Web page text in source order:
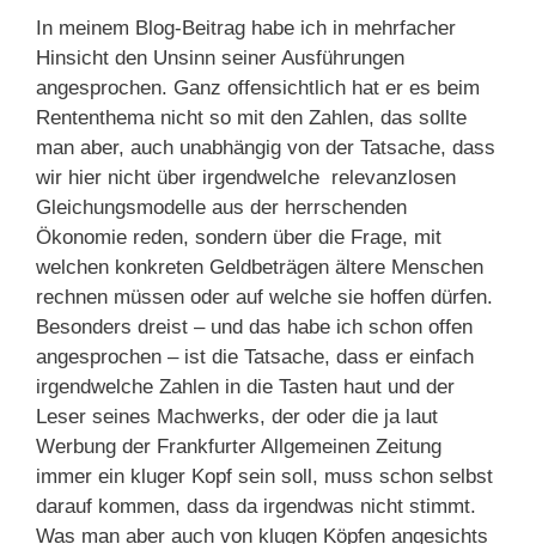
In meinem Blog-Beitrag habe ich in mehrfacher
Hinsicht den Unsinn seiner Ausführungen
angesprochen. Ganz offensichtlich hat er es beim
Rententhema nicht so mit den Zahlen, das sollte
man aber, auch unabhängig von der Tatsache, dass
wir hier nicht über irgendwelche relevanzlosen
Gleichungsmodelle aus der herrschenden
Ökonomie reden, sondern über die Frage, mit
welchen konkreten Geldbeträgen ältere Menschen
rechnen müssen oder auf welche sie hoffen dürfen.
Besonders dreist – und das habe ich schon offen
angesprochen – ist die Tatsache, dass er einfach
irgendwelche Zahlen in die Tasten haut und der
Leser seines Machwerks, der oder die ja laut
Werbung der Frankfurter Allgemeinen Zeitung
immer ein kluger Kopf sein soll, muss schon selbst
darauf kommen, dass da irgendwas nicht stimmt.
Was man aber auch von klugen Köpfen angesichts